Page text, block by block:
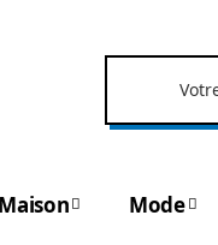
Maison Mode